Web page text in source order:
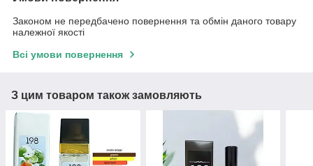
Законом не передбачено повернення та обмін даного товару
належної якості
Всі умови повернення
З цим товаром також замовляють